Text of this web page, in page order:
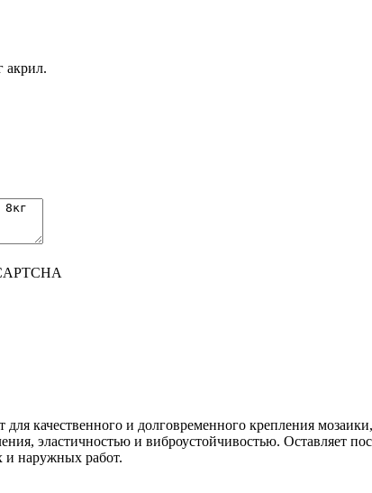
акрил.
качественного и долговременного крепления
эластичностью и виброустойчивостью. Оставляет
и наружных работ.